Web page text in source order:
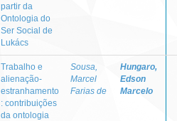
partir da
Ontologia do
Ser Social de
Lukács
Trabalho e
alienação-
estranhamento
: contribuições
da ontologia
Sousa,
Marcel
Farias de
Hungaro,
Edson
Marcelo